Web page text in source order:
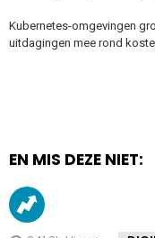
Kubernetes-omgevingen
uitdagingen mee rond
EN MIS DEZE NIET: